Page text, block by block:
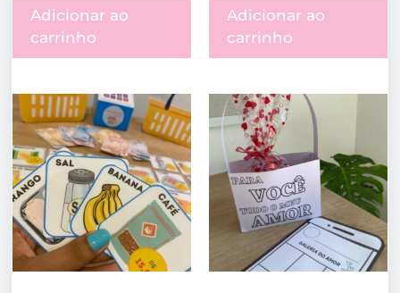
Adicionar ao
carrinho
Adicionar ao
carrinho